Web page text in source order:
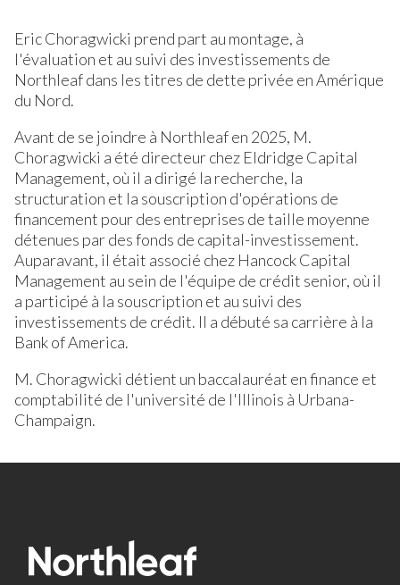
Eric Choragwicki prend part au montage, à
l'évaluation et au suivi des investissements de
Northleaf dans les titres de dette privée en Amérique
du Nord.
Avant de se joindre à Northleaf en 2025, M.
Choragwicki a été directeur chez Eldridge Capital
Management, où il a dirigé la recherche, la
structuration et la souscription d'opérations de
financement pour des entreprises de taille moyenne
détenues par des fonds de capital-investissement.
Auparavant, il était associé chez Hancock Capital
Management au sein de l'équipe de crédit senior, où il
a participé à la souscription et au suivi des
investissements de crédit. Il a débuté sa carrière à la
Bank of America.
M. Choragwicki détient un baccalauréat en finance et
comptabilité de l'université de l'Illinois à Urbana-
Champaign.